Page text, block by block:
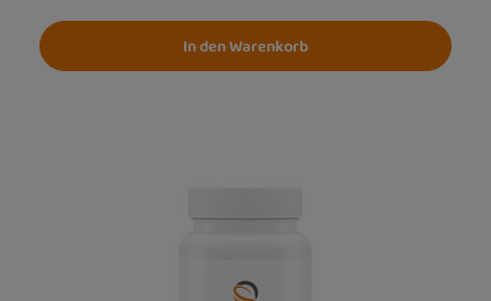
In den Warenkorb